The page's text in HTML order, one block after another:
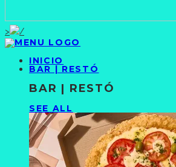
>
INICIO
BAR | RESTÓ
BAR | RESTÓ
SEE ALL